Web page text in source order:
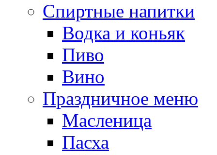
Спиртные напитки
Водка и коньяк
Пиво
Вино
Праздничное меню
Масленица
Пасха